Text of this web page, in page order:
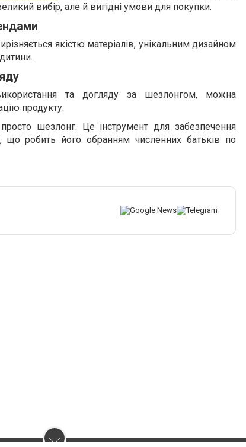
вибір, але й вигідні умови для покупки.
якістю матеріалів, унікальним дизайном
та догляду за шезлонгом, можна
продукту.
шезлонг. Це інструмент для забезпечення
робить його обранням численних батьків по